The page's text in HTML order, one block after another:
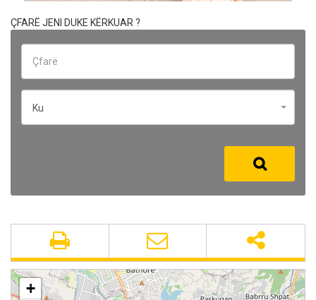
ÇFARË JENI DUKE KËRKUAR ?
Ku
+